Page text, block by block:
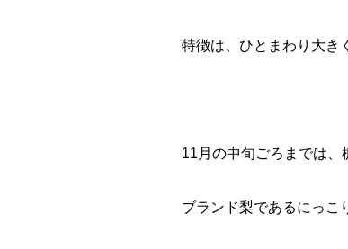
特徴は、ひとまわり大き
11月の中旬ごろまでは、
ブランド梨であるにっこ